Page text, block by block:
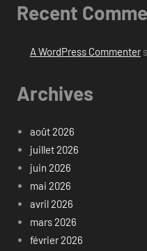
Recent
A WordPress Commenter
Archives
août 2026
juillet 2026
juin 2026
mai 2026
avril 2026
mars 2026
février 2026